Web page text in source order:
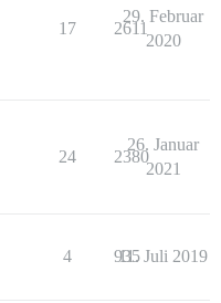
17 2611
29. Februar
2020
24 2380
26. Januar
2021
4 935
11. Juli 2019